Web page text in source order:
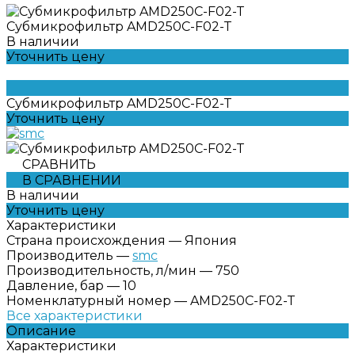
Субмикрофильтр AMD250C-F02-Т
В наличии
Уточнить цену
Субмикрофильтр AMD250C-F02-Т
Уточнить цену
СРАВНИТЬ
В СРАВНЕНИИ
В наличии
Уточнить цену
Характеристики
Страна происхождения — Япония
Производитель — smc
Производительность, л/мин — 750
Давление, бар — 10
Номенклатурный номер — AMD250C-F02-Т
Все характеристики
Описание
Характеристики